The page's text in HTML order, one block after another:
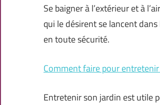
Se baigner à l’extérieur et à
qui le désirent se lancent
en toute sécurité.
Comment faire pour
Entretenir son jardin est utile